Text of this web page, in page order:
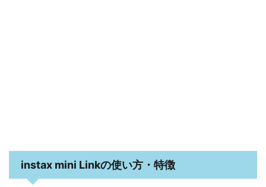
instax mini Linkの使い方・特徴